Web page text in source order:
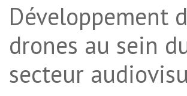
Développement
drones au sein
secteur